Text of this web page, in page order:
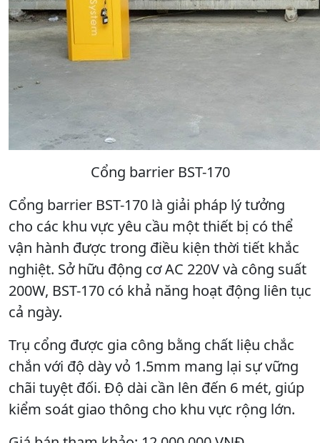
Cổng barrier BST-170
Cổng barrier BST-170 là giải pháp lý tưởng
cho các khu vực yêu cầu một thiết bị có thể
vận hành được trong điều kiện thời tiết khắc
nghiệt. Sở hữu động cơ AC 220V và công suất
200W, BST-170 có khả năng hoạt động liên tục
cả ngày.
Trụ cổng được gia công bằng chất liệu chắc
chắn với độ dày vỏ 1.5mm mang lại sự vững
chãi tuyệt đối. Độ dài cần lên đến 6 mét, giúp
kiểm soát giao thông cho khu vực rộng lớn.